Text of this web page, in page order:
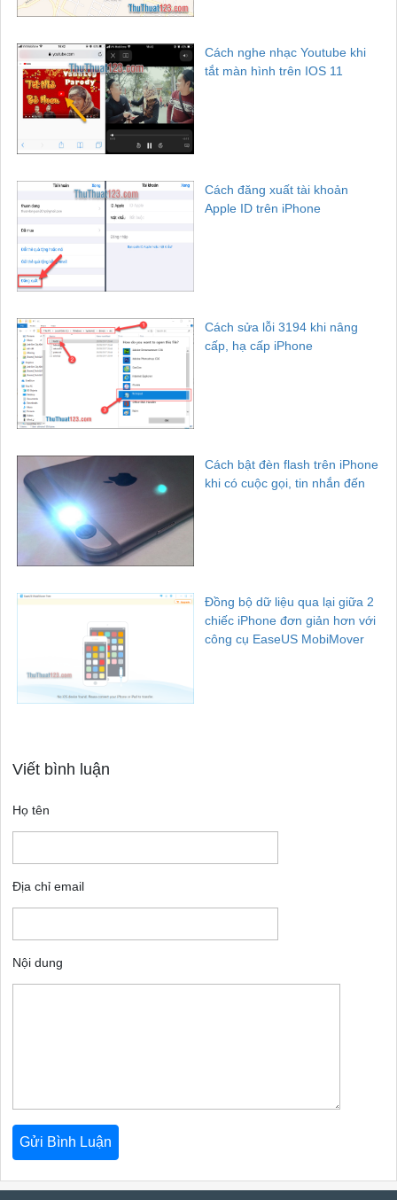
Cách nghe nhạc Youtube khi
tắt màn hình trên IOS 11
Cách đăng xuất tài khoản
Apple ID trên iPhone
Cách sửa lỗi 3194 khi nâng
cấp, hạ cấp iPhone
Cách bật đèn flash trên iPhone
khi có cuộc gọi, tin nhắn đến
Đồng bộ dữ liệu qua lại giữa 2
chiếc iPhone đơn giản hơn với
công cụ EaseUS MobiMover
Viết bình luận
Họ tên
Địa chỉ email
Nội dung